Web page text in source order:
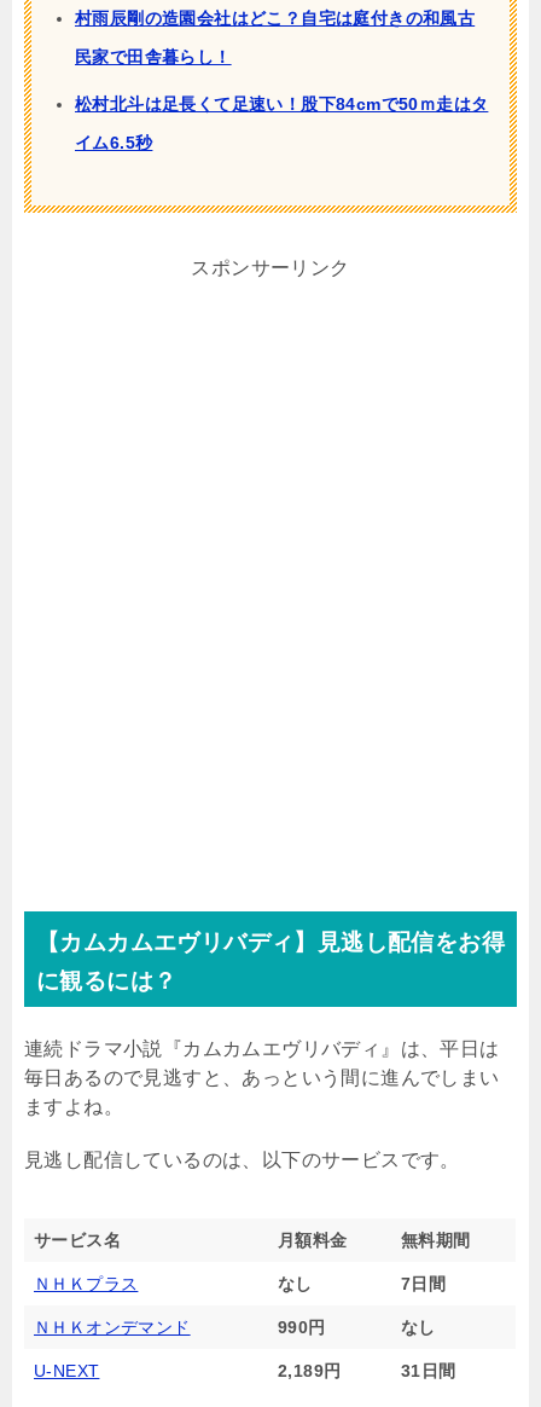
村雨辰剛の造園会社はどこ？自宅は庭付きの和風古
民家で田舎暮らし！
松村北斗は足長くて足速い！股下84cmで50ｍ走はタ
イム6.5秒
スポンサーリンク
【カムカムエヴリバディ】見逃し配信をお得
に観るには？
連続ドラマ小説『カムカムエヴリバディ』は、平日は
毎日あるので見逃すと、あっという間に進んでしまい
ますよね。
見逃し配信しているのは、以下のサービスです。
サービス名 月額料金 無料期間
ＮＨＫプラス なし 7日間
ＮＨＫオンデマンド 990円 なし
U-NEXT 2,189円 31日間